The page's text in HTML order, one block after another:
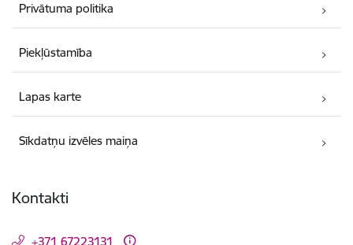
Privātuma politika
Piekļūstamība
Lapas karte
Sīkdatņu izvēles maiņa
Kontakti
+371 67223131